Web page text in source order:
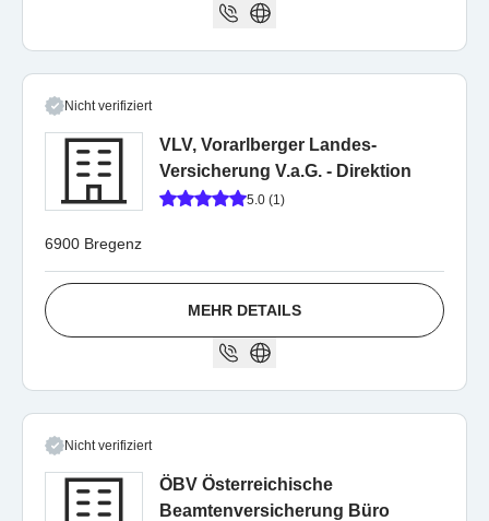
Nicht verifiziert
VLV, Vorarlberger Landes-
Versicherung V.a.G. - Direktion
5.0 (1)
6900 Bregenz
MEHR DETAILS
Nicht verifiziert
ÖBV Österreichische
Beamtenversicherung Büro